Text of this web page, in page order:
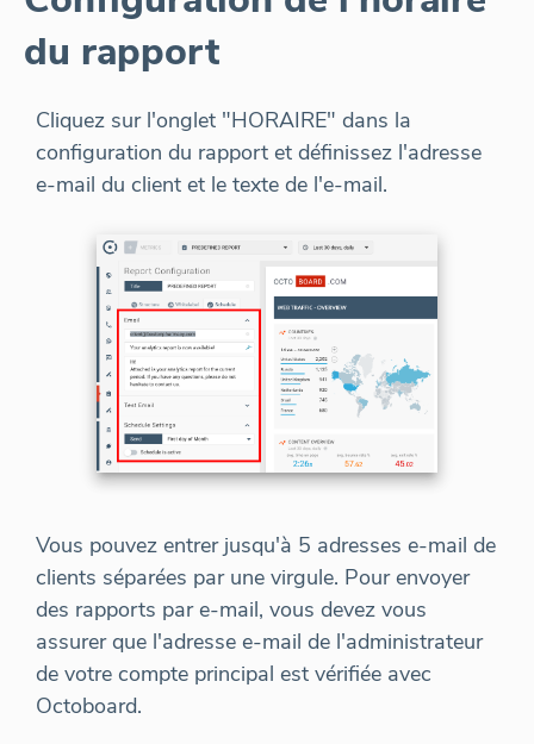
du rapport
Cliquez sur l'onglet "HORAIRE" dans la
configuration du rapport et définissez l'adresse
e-mail du client et le texte de l'e-mail.
Vous pouvez entrer jusqu'à 5 adresses e-mail de
clients séparées par une virgule. Pour envoyer
des rapports par e-mail, vous devez vous
assurer que l'adresse e-mail de l'administrateur
de votre compte principal est vérifiée avec
Octoboard.